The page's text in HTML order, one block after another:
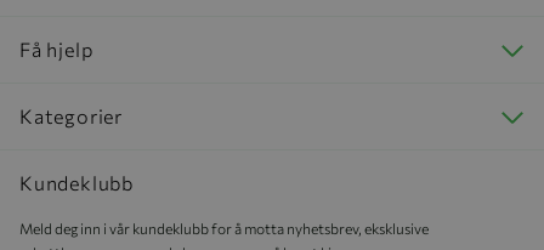
Få hjelp
Kategorier
Kundeklubb
Meld deg inn i vår kundeklubb for å motta nyhetsbrev, eksklusive